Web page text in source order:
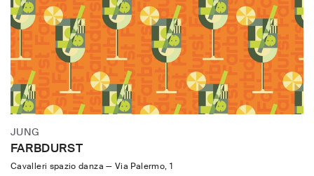
JUNG
FARBDURST
Cavalleri spazio danza —Via Palermo, 1